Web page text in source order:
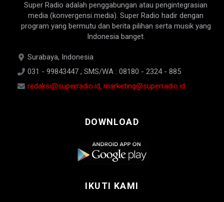
Super Radio adalah penggabungan atau pengintegrasian
media (konvergensi media). Super Radio hadir dengan
program yang bermutu dan berita pilihan serta musik yang
Indonesia banget.
Surabaya, Indonesia
031 - 99843447 , SMS/WA : 08180 - 2324 - 885
redaksi@superradio.id, marketing@superradio.id
DOWNLOAD
IKUTI KAMI